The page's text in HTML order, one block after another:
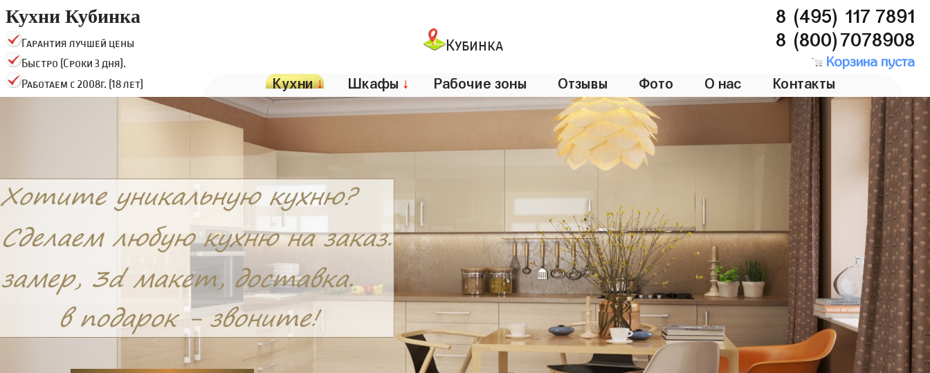
Кухни Кубинка
Гарантия лучшей цены
Быстро (Сроки 3 дня).
Работаем с 2008г. (18 лет)
Кубинка
8 (495) 117 7891
8 (800)7078908
Корзина пуста
Кухни↓ Шкафы ↓ Рабочие зоны Отзывы Фото О нас Контакты